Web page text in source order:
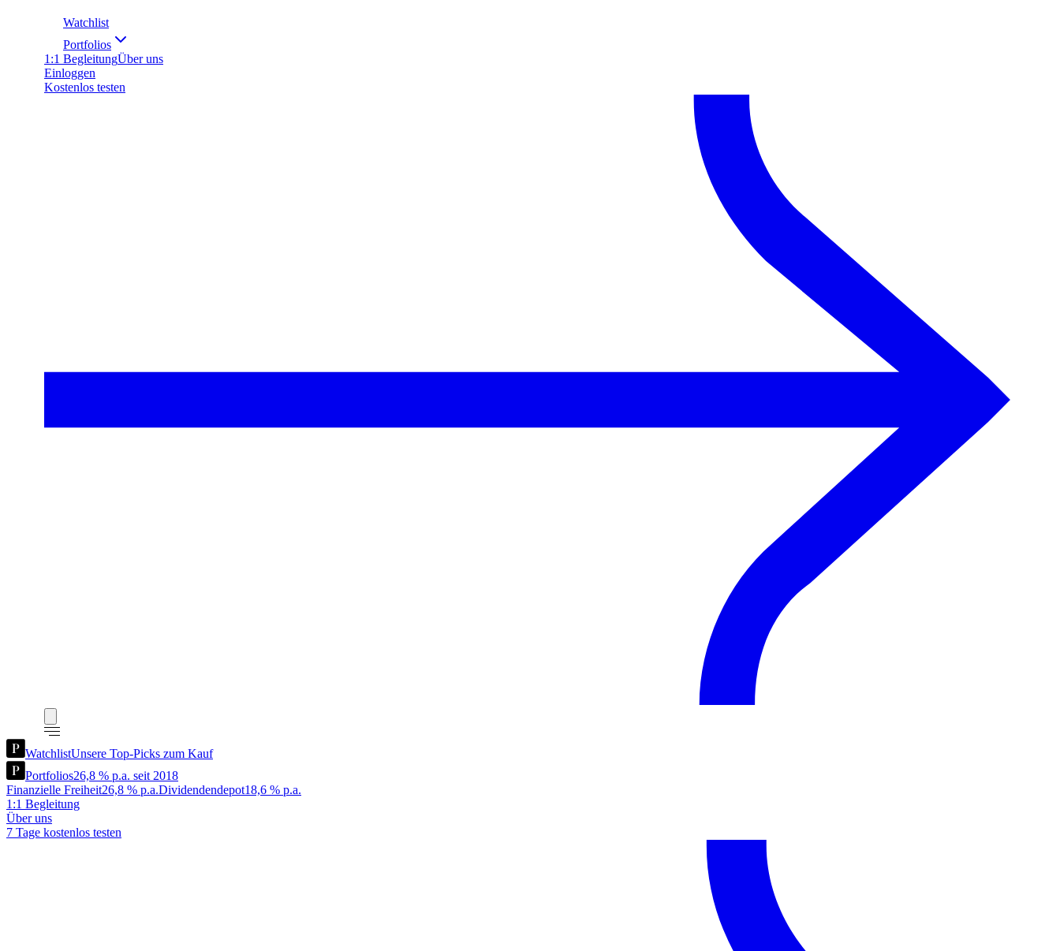
Watchlist
Portfolios
1:1 BegleitungÜber uns
Einloggen
Kostenlos testen
WatchlistUnsere Top-Picks zum Kauf
Portfolios26,8 % p.a. seit 2018
Finanzielle Freiheit26,8 % p.a.Dividendendepot18,6 % p.a.
1:1 Begleitung
Über uns
7 Tage kostenlos testen